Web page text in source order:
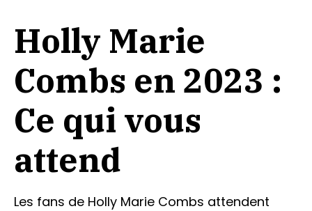
Holly Marie
Combs en 2023 :
Ce qui vous
attend
Les fans de Holly Marie Combs attendent